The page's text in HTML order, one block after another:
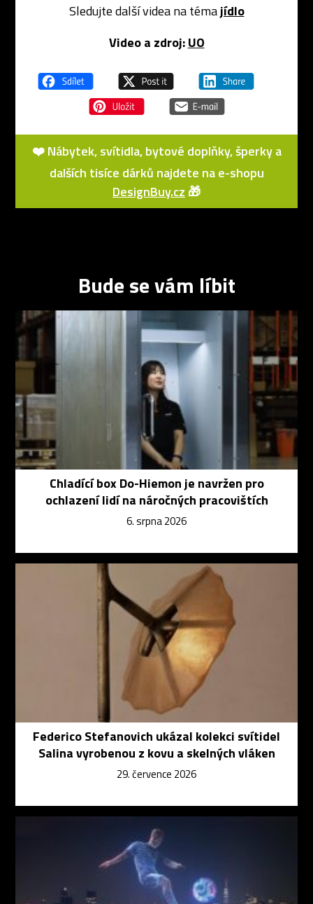
Sledujte další videa na témajídlo
Video a zdroj: UO
❤️ Nábytek, svítidla, bytové doplňky, šperky a
dalších tisíce dárků najdete na e-shopu
DesignBuy.cz 🎁
Bude se vám líbit
Chladící box Do-Hiemon je navržen pro
ochlazení lidí na náročných pracovištích
6. srpna 2026
Federico Stefanovich ukázal kolekci svítidel
Salina vyrobenou z kovu a skelných vláken
29. července 2026